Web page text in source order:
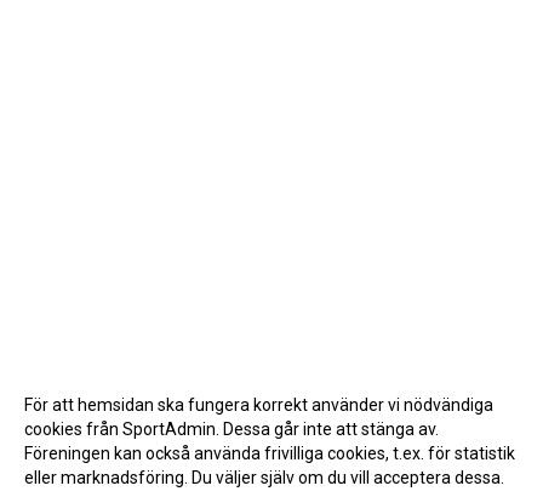
För att hemsidan ska fungera korrekt använder vi nödvändiga
cookies från SportAdmin. Dessa går inte att stänga av.
Föreningen kan också använda frivilliga cookies, t.ex. för statistik
eller marknadsföring. Du väljer själv om du vill acceptera dessa.